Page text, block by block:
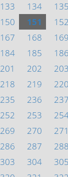
133 134 135
150 151 152
167 168 169
184 185 186
201 202 203
218 219 220
235 236 237
252 253
269 270 271
286 287 288
303 304 305